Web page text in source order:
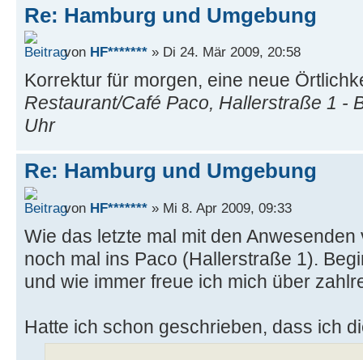
Re: Hamburg und Umgebung
von HF******* » Di 24. Mär 2009, 20:58
Korrektur für morgen, eine neue
Restaurant/Café Paco, Hallerstraße 1 -
Uhr
Re: Hamburg und Umgebung
von HF******* » Mi 8. Apr 2009, 09:33
Wie das letzte mal mit den
noch mal ins Paco (Hallerstraße 1).
und wie immer freue ich mich über
Hatte ich schon geschrieben, dass ich